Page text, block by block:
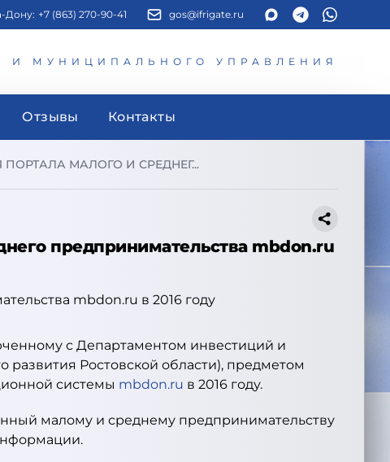
Дону: +7 (863) 270-90-41 gos@ifrigate.ru
И МУНИЦИПАЛЬНОГО УПРАВЛЕНИЯ
Отзывы Контакты
МАЛОГО И СРЕДНЕГ...
предпринимательства mbdon.ru
с Департаментом инвестиций и
Ростовской области), предметом
системы mbdon.ru в 2016 году.
малому и среднему предпринимательству